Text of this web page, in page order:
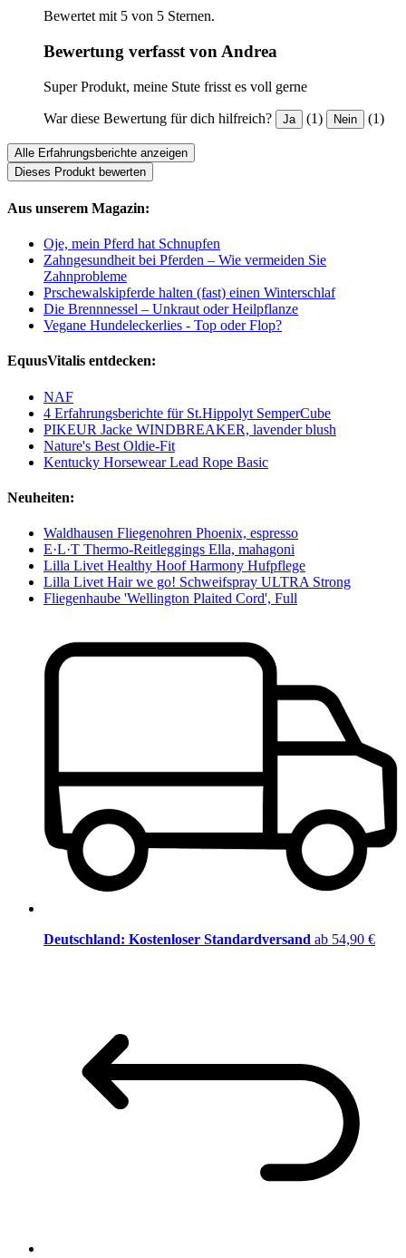
Bewertet mit 5 von 5 Sternen.
Bewertung verfasst von Andrea
Super Produkt, meine Stute frisst es voll gerne
War diese Bewertung für dich hilfreich? Ja (1) Nein (1)
Alle Erfahrungsberichte anzeigen
Dieses Produkt bewerten
Aus unserem Magazin:
Oje, mein Pferd hat Schnupfen
Zahngesundheit bei Pferden – Wie vermeiden Sie
Zahnprobleme
Prschewalskipferde halten (fast) einen Winterschlaf
Die Brennnessel – Unkraut oder Heilpflanze
Vegane Hundeleckerlies - Top oder Flop?
EquusVitalis entdecken:
NAF
4 Erfahrungsberichte für St.Hippolyt SemperCube
PIKEUR Jacke WINDBREAKER, lavender blush
Nature's Best Oldie-Fit
Kentucky Horsewear Lead Rope Basic
Neuheiten:
Waldhausen Fliegenohren Phoenix, espresso
E·L·T Thermo-Reitleggings Ella, mahagoni
Lilla Livet Healthy Hoof Harmony Hufpflege
Lilla Livet Hair we go! Schweifspray ULTRA Strong
Fliegenhaube 'Wellington Plaited Cord', Full
Deutschland: Kostenloser Standardversand ab 54,90 €